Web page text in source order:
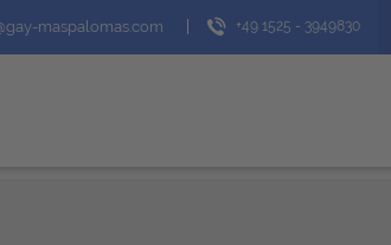
maspalomas.com +49 1525 - 3949830